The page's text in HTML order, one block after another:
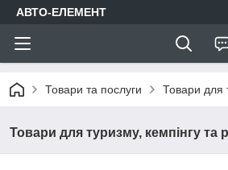
АВТО-ЕЛЕМЕНТ
Товари та послуги Товари для
Товари для туризму, кемпінгу та